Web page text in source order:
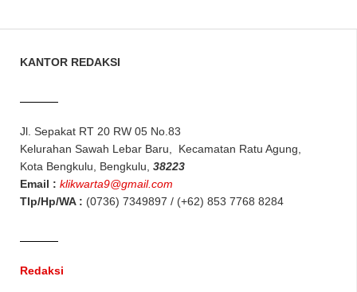
KANTOR REDAKSI
Jl. Sepakat RT 20 RW 05 No.83
Kelurahan Sawah Lebar Baru, Kecamatan Ratu Agung,
Kota Bengkulu, Bengkulu, 38223
Email : klikwarta9@gmail.com
Tlp/Hp/WA : (0736) 7349897 / (+62) 853 7768 8284
Redaksi